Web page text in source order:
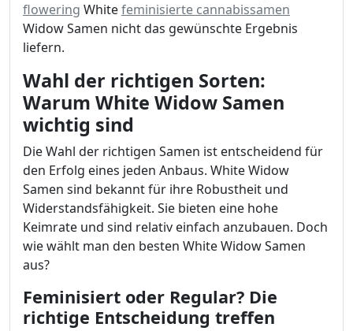
flowering Whitefeminisierte cannabissamen
Widow Samen nicht das gewünschte Ergebnis
liefern.
Wahl der richtigen Sorten:
Warum White Widow Samen
wichtig sind
Die Wahl der richtigen Samen ist entscheidend für
den Erfolg eines jeden Anbaus. White Widow
Samen sind bekannt für ihre Robustheit und
Widerstandsfähigkeit. Sie bieten eine hohe
Keimrate und sind relativ einfach anzubauen. Doch
wie wählt man den besten White Widow Samen
aus?
Feminisiert oder Regular? Die
richtige Entscheidung treffen